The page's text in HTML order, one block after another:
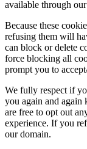
available through
Because these
refusing them will
can block or delete
force blocking all
prompt you to
We fully respect if
you again and again
are free to opt out
experience. If you
our domain.